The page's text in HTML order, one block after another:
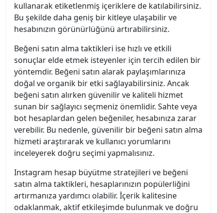
kullanarak etiketlenmiş içeriklere de katılabilirsiniz.
Bu şekilde daha geniş bir kitleye ulaşabilir ve
hesabınızın görünürlüğünü artırabilirsiniz.
Beğeni satın alma taktikleri ise hızlı ve etkili
sonuçlar elde etmek isteyenler için tercih edilen bir
yöntemdir. Beğeni satın alarak paylaşımlarınıza
doğal ve organik bir etki sağlayabilirsiniz. Ancak
beğeni satın alırken güvenilir ve kaliteli hizmet
sunan bir sağlayıcı seçmeniz önemlidir. Sahte veya
bot hesaplardan gelen beğeniler, hesabınıza zarar
verebilir. Bu nedenle, güvenilir bir beğeni satın alma
hizmeti araştırarak ve kullanıcı yorumlarını
inceleyerek doğru seçimi yapmalısınız.
Instagram hesap büyütme stratejileri ve beğeni
satın alma taktikleri, hesaplarınızın popülerliğini
artırmanıza yardımcı olabilir. İçerik kalitesine
odaklanmak, aktif etkileşimde bulunmak ve doğru